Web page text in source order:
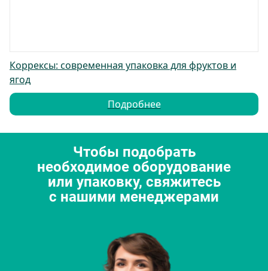
Коррексы: современная упаковка для фруктов и
ягод
Подробнее
Чтобы подобрать
необходимое оборудование
или упаковку, свяжитесь
с нашими менеджерами